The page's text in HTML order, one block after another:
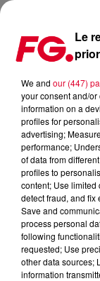
FG MIX DANCE :
Le
We and our (447)
your consent and/
information on a
profiles for
advertising;
performance;
of data from
profiles to
content; Use limited
detect fraud, and fix
Save and
process personal
following
requested; Use
other data sources;
information